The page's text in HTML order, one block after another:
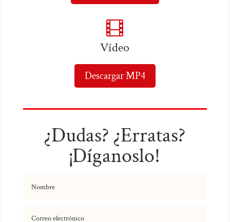

Vídeo
Descargar MP4
¿Dudas? ¿Erratas?
¡Díganoslo!